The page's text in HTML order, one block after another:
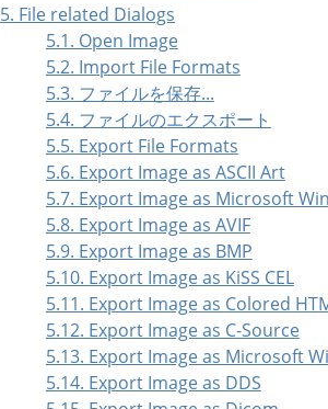
5. File related Dialogs
5.1. Open Image
5.2. Import File Formats
5.3. ファイルを保存...
5.4. ファイルのエクスポート
5.5. Export File Formats
5.6. Export Image as ASCII Art
5.7. Export Image as Microsoft
5.8. Export Image as AVIF
5.9. Export Image as BMP
5.10. Export Image as KiSS CEL
5.11. Export Image as Colored
5.12. Export Image as C-Source
5.13. Export Image as Microsoft
5.14. Export Image as DDS